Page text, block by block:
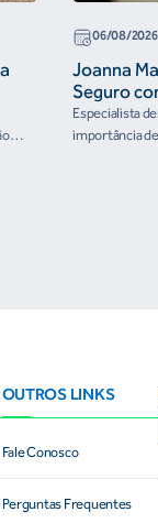
06/08/2026
Joanna
Seguro
Especialista
importância
OUTROS LINKS
Fale Conosco
Perguntas Frequentes